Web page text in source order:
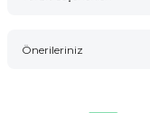
Önerileriniz